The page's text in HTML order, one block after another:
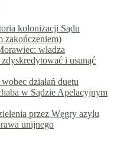
kolonizacji Sądu
zakończeniem)
władza
i usunąć
działań duetu
w Sądzie Apelacyjnym
przez Węgry azylu
unijnego